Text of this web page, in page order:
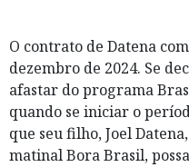
O contrato de Datena
dezembro de 2024. Se
afastar do programa
quando se iniciar o
que seu filho, Joel
matinal Bora Brasil,